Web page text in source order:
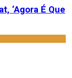
‘Agora É Que